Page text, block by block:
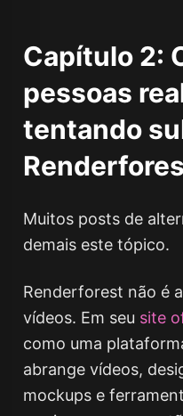
Capítulo 2:
pessoas
tentando
Muitos posts de
demais este tópico.
Renderforest não é
vídeos. Em seu site
como uma
abrange vídeos,
mockups e